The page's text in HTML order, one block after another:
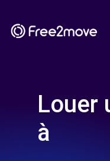
Louer
à